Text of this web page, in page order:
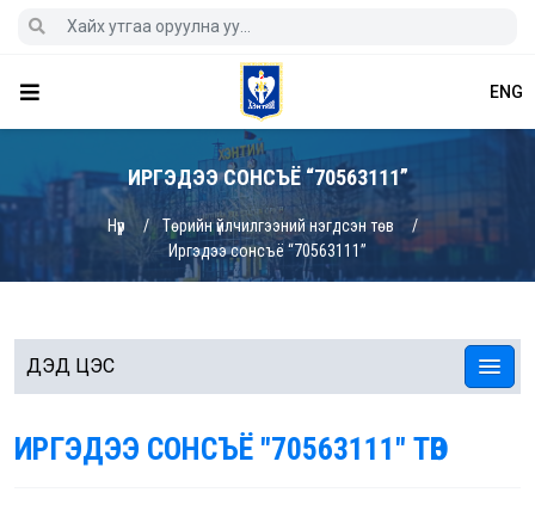
ENG
ИРГЭДЭЭ СОНСЪЁ “70563111”
Нүүр
Төрийн үйлчилгээний нэгдсэн төв
Иргэдээ сонсъё “70563111”
ДЭД ЦЭС
ИРГЭДЭЭ СОНСЪЁ "70563111" ТӨВ